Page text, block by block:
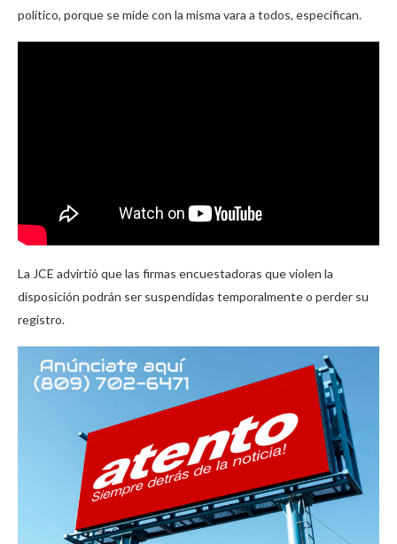
político, porque se mide con la misma vara a todos, especifican.
La JCE advirtió que las firmas encuestadoras que violen la
disposición podrán ser suspendidas temporalmente o perder su
registro.